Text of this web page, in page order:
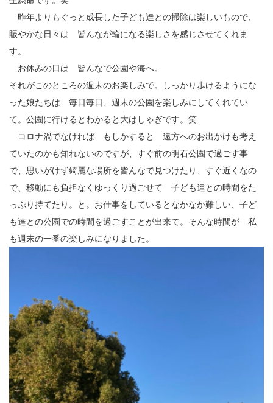
昨年よりもぐっと成長した子ども達との掃除は楽しいもので、
賑やかな日々は 皆んなが輪になる楽しさを感じさせてくれま
す。
お休みの日は 皆んなで公園や海へ。
それがこのところの週末のお楽しみで。しっかり歩けるようにな
った娘たちは 毎日毎日、週末の公園を楽しみにしてくれてい
て。公園に行けるとわかると大はしゃぎです。笑
コロナ渦でなければ もしかすると 遠方へのお出かけも考え
ていたのかも知れないのですが、すぐ前の明石公園で過ごす事
で、思いがけず綺麗な場所を皆んなで見つけたり、すぐ近くなの
で、移動にも負担なくゆっくり過ごせて 子ども達との時間をた
っぷり持てたり。と。お仕事をしているとなかなか難しい、子ど
も達との公園での時間を過ごすことが出来て。そんな時間が 私
も週末の一番の楽しみになりました。
7
9
10
11
12
13
14
15
18
19
20
21